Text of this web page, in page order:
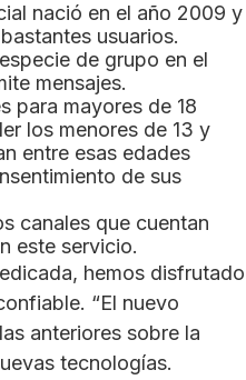
nació en el año 2009 y
usuarios.
de grupo en el
mensajes.
para mayores de 18
los menores de 13 y
entre esas edades
de sus
canales que cuentan
este servicio.
hemos disfrutado
“El nuevo
anteriores sobre la
tecnologías.